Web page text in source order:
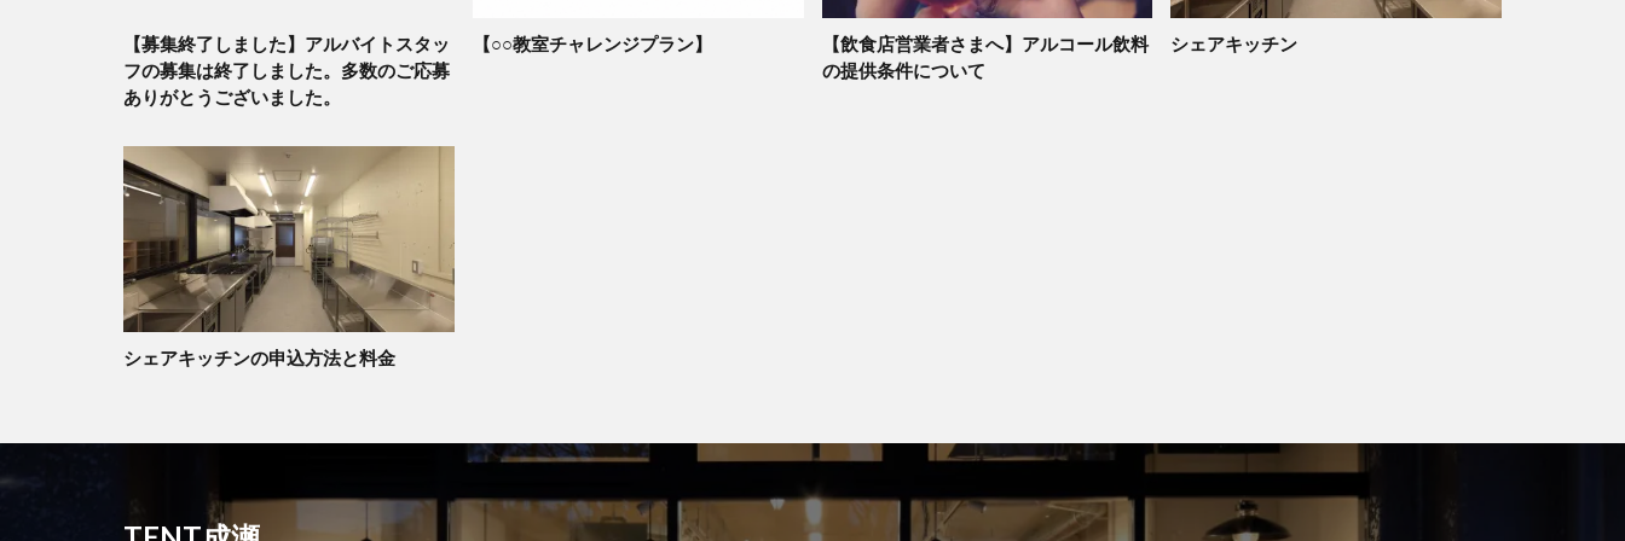
【募集終了しました】アルバイトスタッ
フの募集は終了しました。多数のご応募
ありがとうございました。
【○○教室チャレンジプラン】
【飲食店営業者さまへ】アルコール飲料
の提供条件について
シェアキッチン
シェアキッチンの申込方法と料金